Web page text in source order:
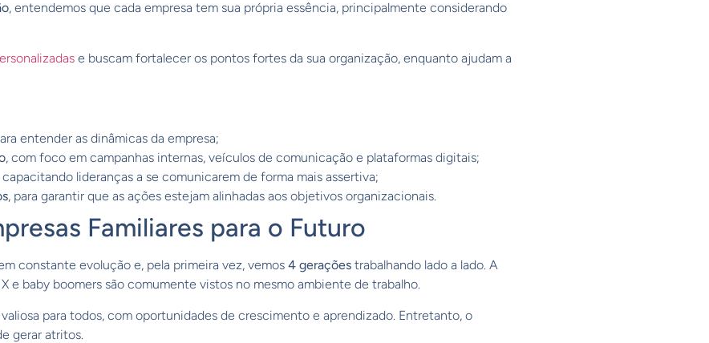
, entendemos que cada empresa tem sua própria essência, principalmente considerando
e buscam fortalecer os pontos fortes da sua organização, enquanto ajudam a
entender as dinâmicas da empresa;
, com foco em campanhas internas, veículos de comunicação e plataformas digitais;
capacitando lideranças a se comunicarem de forma mais assertiva;
, para garantir que as ações estejam alinhadas aos objetivos organizacionais.
Familiares para o Futuro
constante evolução e, pela primeira vez, vemos 4 gerações trabalhando lado a lado. A
e baby boomers são comumente vistos no mesmo ambiente de trabalho.
para todos, com oportunidades de crescimento e aprendizado. Entretanto, o
gerar atritos.